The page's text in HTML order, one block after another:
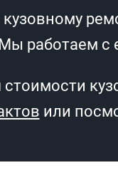
работаем с
или